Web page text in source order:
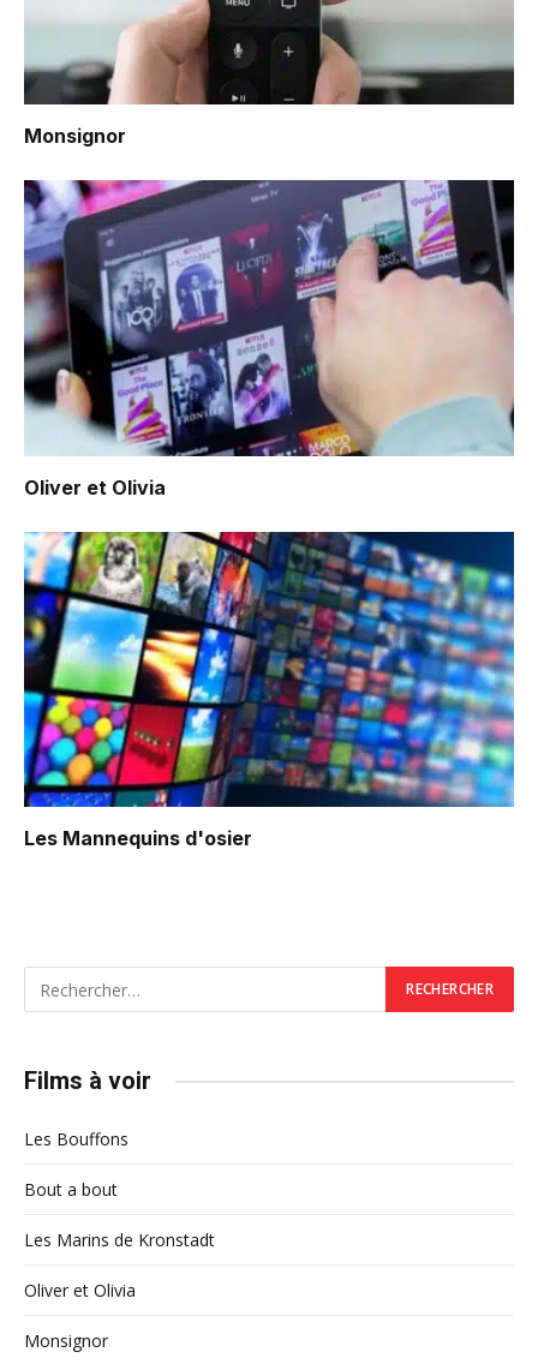
Monsignor
Oliver et Olivia
Les Mannequins d'osier
Films à voir
Les Bouffons
Bout a bout
Les Marins de Kronstadt
Oliver et Olivia
Monsignor